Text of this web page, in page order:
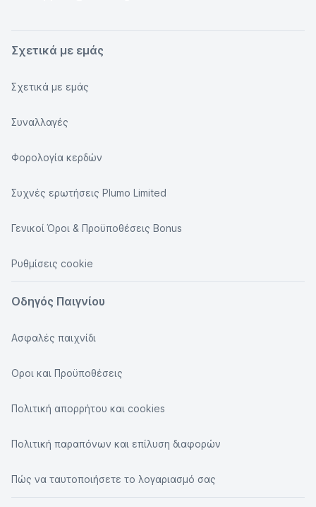
Σχετικά με εμάς
Σχετικά με εμάς
Συναλλαγές
Φορολογία κερδών
Συχνές ερωτήσεις Plumo Limited
Γενικοί Όροι & Προϋποθέσεις Bonus
Ρυθμίσεις cookie
Οδηγός Παιγνίου
Ασφαλές παιχνίδι
Οροι και Προϋποθέσεις
Πολιτική απορρήτου και cookies
Πολιτική παραπόνων και επίλυση διαφορών
Πώς να ταυτοποιήσετε το λογαριασμό σας